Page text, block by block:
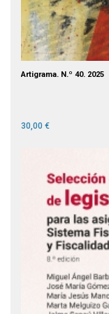
Artigrama. N.º 40. 2025
30,00 €